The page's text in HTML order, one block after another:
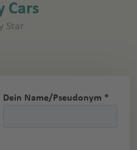
Cars
Star
Dein Name/Pseudonym *